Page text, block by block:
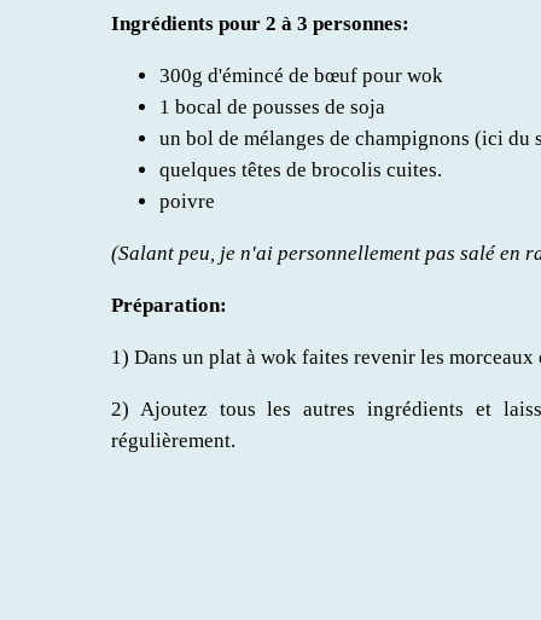
Ingrédients pour 2 à 3 personnes:
300g d'émincé de bœuf pour wok
1 bocal de pousses de soja
un bol de mélanges de champignons (ici du
quelques têtes de brocolis cuites.
poivre
(Salant peu, je n'ai personnellement pas salé en
Préparation:
1) Dans un plat à wok faites revenir les
2) Ajoutez tous les autres ingrédients et
régulièrement.